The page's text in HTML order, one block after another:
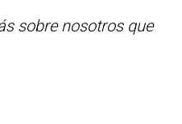
sobre nosotros que